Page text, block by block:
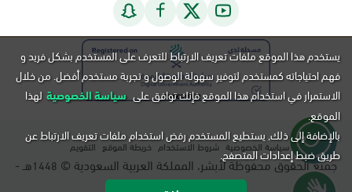
سياسة الخصوصية شروط الاستخدام خريطة الموقع التقويم
جميع الحقوق محفوظة لأبشر، المملكة العربية السعودية © 1448هـ -
2026م.
يستخدم هذا الموقع ملفات تعريف الارتباط للتعرف على المستخدم بشكل فريد و
فهم احتياجاته كمستخدم لتوفير سهولة الوصول و تجربة مستخدم أفضل. من خلال
الاستمرار في استخدام هذا الموقع فإنك توافق على سياسة الخصوصية لهذا
الموقع.
بالإضافة إلى ذلك, يستطيع المستخدم رفض استخدام ملفات تعريف الارتباط عن
طريق ضبط إعدادات المتصفح.